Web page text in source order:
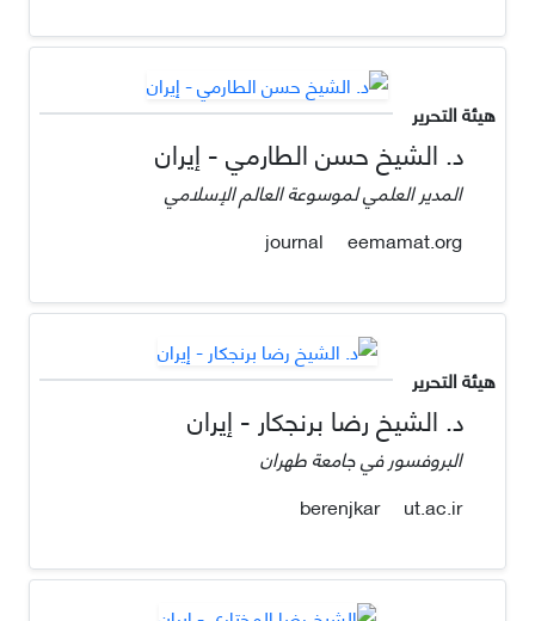
هيئة التحرير
د. الشیخ حسن الطارمي - إيران
المدير العلمي لموسوعة العالم الإسلامي
eemamat.org
هيئة التحرير
د. الشيخ رضا برنجكار - إيران
البروفسور في جامعة طهران
berenjkar
ut.ac.ir